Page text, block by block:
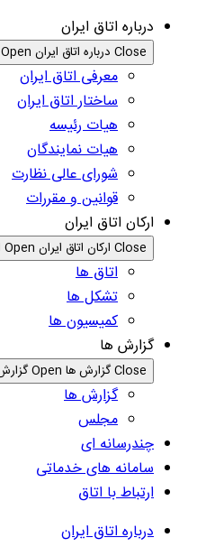
درباره اتاق ایران
Close درباره اتاق ایران Open درباره اتاق ایران
معرفی اتاق ایران
ساختار اتاق ایران
هیات رئیسه
هیات نمایندگان
شورای عالی نظارت
قوانین و مقررات
ارکان اتاق ایران
Close ارکان اتاق ایران Open ارکان اتاق ایران
اتاق ها
تشکل ها
کمیسیون ها
گزارش ها
Close گزارش ها Open گزارش ها
گزارش ها
مجلس
چندرسانه ای
سامانه های خدماتی
ارتباط با اتاق
درباره اتاق ایران